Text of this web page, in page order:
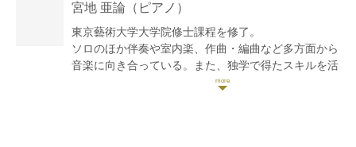
日本ソロ&アンサンブルコンテスト金賞など。
ジャンルを問わず、幅広く演奏活動をしている。
宮地 亜論 （ピアノ）
東京藝術大学大学院修士課程を修了。
ソロのほか伴奏や室内楽、作曲・編曲など多方面から
音楽に向き合っている。また、独学で得たスキルを活
かして写真・動画の撮影や録音なども行う。